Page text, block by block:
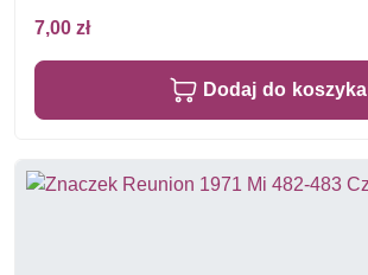
7,00 zł
Dodaj do koszyka